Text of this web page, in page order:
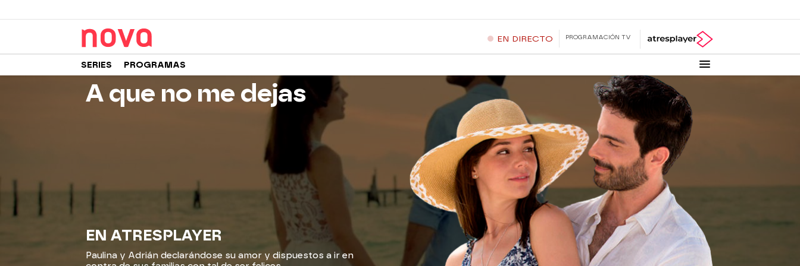
EN DIRECTO PROGRAMACIÓN TV
SERIES PROGRAMAS
A que no me dejas
EN ATRESPLAYER
Paulina y Adrián declarándose su amor y dispuestos a ir en